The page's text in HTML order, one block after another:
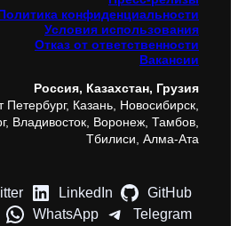
конфиденциальности
Условия использования
Отказ от ответственности
Вакансии
Россия, Казахстан, Грузия
Петербург, Казань, Новосибирск,
Владивосток, Воронеж, Тамбов,
Тбилиси, Алма-Ата
LinkedIn
GitHub
WhatsApp
Telegram